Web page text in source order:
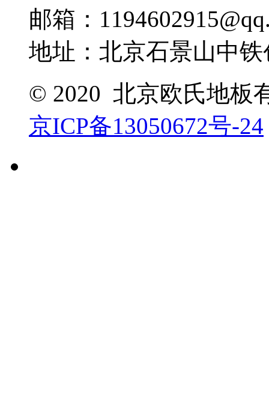
邮箱：
地址：北京石景山中
© 2020 北京欧氏地板
京ICP备13050672号-24